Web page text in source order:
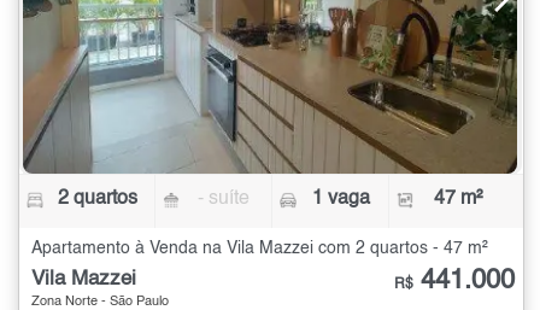
2 quartos - suíte 1 vaga 47 m²
Apartamento à Venda na Vila Mazzei com 2 quartos - 47 m²
Vila Mazzei
Zona Norte - São Paulo
R$ 441.000